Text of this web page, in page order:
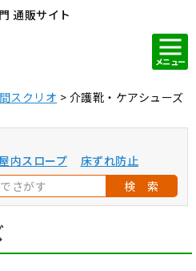
通販サイト
メニュー
スクリオ 介護靴・ケアシューズ
内スロープ
床ずれ防止
検 索